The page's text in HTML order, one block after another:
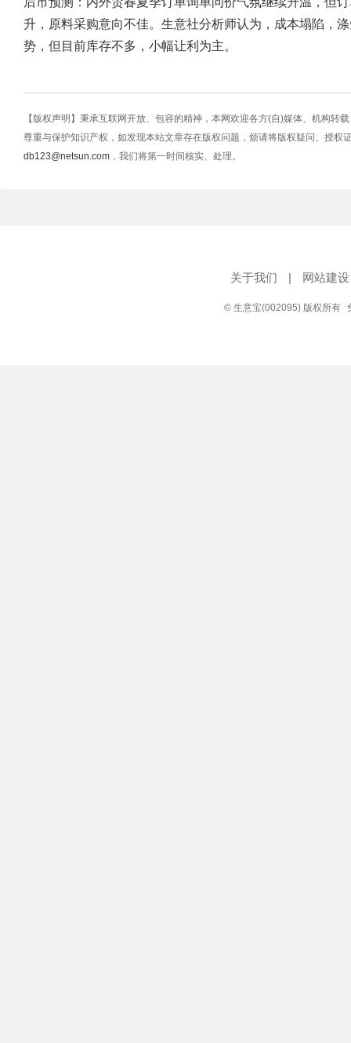
升，原料采购意向不佳。生意社分析师认为，成本塌陷，
势，但目前库存不多，小幅让利为主。
【版权声明】秉承互联网开放、包容的精神，本网欢迎各方(自)媒体、机构转
尊重与保护知识产权，如发现本站文章存在版权问题，烦请将版权疑问、授权
db123@netsun.com ，我们将第一时间核实、处理。
关于我们 | 网站建设
© 生意宝(002095) 版权所有